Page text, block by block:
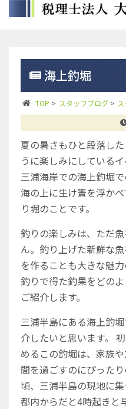
海上釣堀
TOP > スタッフブログ>
夏の暑さもひと段落し
うに楽しみにしているイ
三浦海岸での海上釣堀で
海の上に生け簀を浮か
り堀のことです。
釣りの楽しみは、ただ
ん。釣り上げた新鮮な
を作ることも大きな魅力
釣りで得た釣果をどの
ご紹介します。
三浦半島にある海上釣
介したいと思います。
めるこの釣堀は、家族
間を過ごすのにぴったり
頃、三浦半島の現地に
都内からだと4時起きと